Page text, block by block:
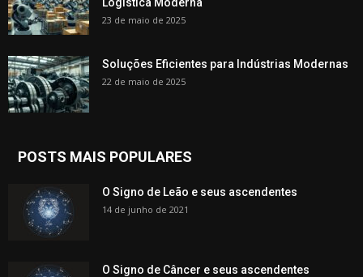
23 de maio de 2025
Soluções Eficientes para Indústrias Modernas
22 de maio de 2025
POSTS MAIS POPULARES
O Signo de Leão e seus ascendentes
14 de junho de 2021
O Signo de Câncer e seus ascendentes